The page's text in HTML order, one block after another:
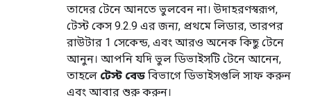
তাদের টেনে আনতে ভুলবেন না। উদাহরণস্বরূপ,
টেস্ট কেস 9.2.9 এর জন্য, প্রথমে লিডার, তারপর
রাউটার 1 সেকেন্ড, এবং আরও অনেক কিছু টেনে
আনুন। আপনি যদি ভুল ডিভাইসটি টেনে আনেন,
তাহলে টেস্ট বেড বিভাগে ডিভাইসগুলি সাফ করুন
এবং আবার শুরু করুন।